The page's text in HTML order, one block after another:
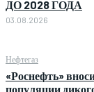
ДО 2028 ГОДА
03.08.2026
Нефтегаз
«Роснефть»
популяции